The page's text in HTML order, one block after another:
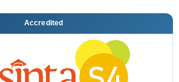
Accredited